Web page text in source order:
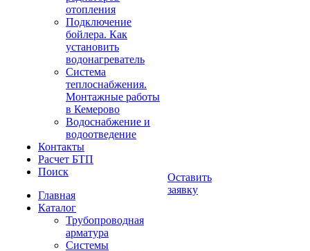
отопления
Подключение
бойлера. Как
установить
водонагреватель
Система
теплоснабжения.
Монтажные работы
в Кемерово
Водоснабжение и
водоотведение
Контакты
Расчет БТП
Поиск
Главная
Каталог
Трубопроводная
арматура
Системы
Оставить
заявку